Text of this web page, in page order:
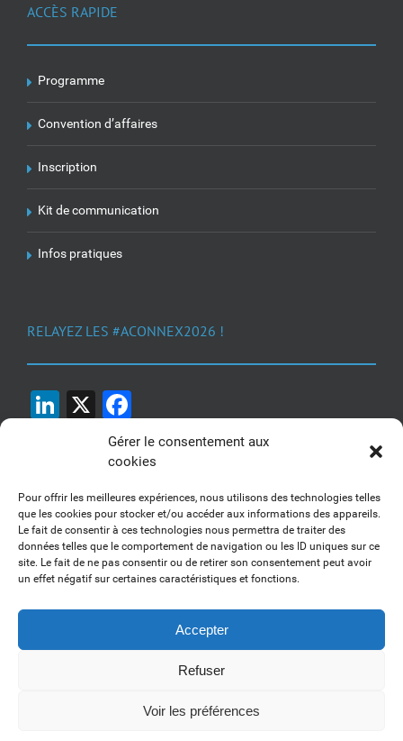
Gérer le consentement aux
cookies
Pour offrir les meilleures expériences, nous utilisons des technologies telles
que les cookies pour stocker et/ou accéder aux informations des appareils.
Le fait de consentir à ces technologies nous permettra de traiter des
données telles que le comportement de navigation ou les ID uniques sur ce
site. Le fait de ne pas consentir ou de retirer son consentement peut avoir
un effet négatif sur certaines caractéristiques et fonctions.
Accepter
Refuser
Voir les préférences
ACCÈS RAPIDE
Programme
Convention d’affaires
Inscription
Kit de communication
Infos pratiques
RELAYEZ LES #ACONNEX2026 !
LinkedIn
X
1, 2, 3... Buzzez !
Découvrez nos kits communication